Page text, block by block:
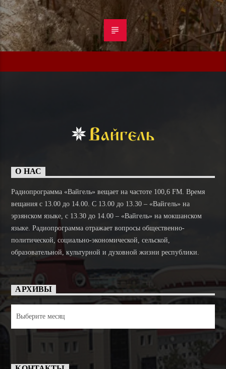
О НАС
Радиопрограмма «Вайгель» вещает на частоте 100,6 FM. Время
вещания с 13.00 до 14.00. C 13.00 до 13.30 – «Вайгель» на
эрзянском языке, с 13.30 до 14.00 – «Вайгель» на мокшанском
языке. Радиопрограмма отражает вопросы общественно-
политической, социально-экономической, сельской,
образовательной, культурной и духовной жизни республики.
АРХИВЫ